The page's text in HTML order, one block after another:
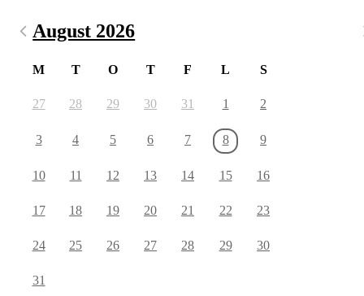
August 2026
M T O T F L S
27 28 29 30 31 1 2
3 4 5 6 7 8 9
10 11 12 13 14 15 16
17 18 19 20 21 22 23
24 25 26 27 28 29 30
31